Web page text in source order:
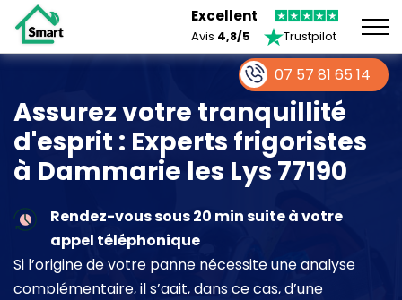
Excellent
Avis 4,8/5 Trustpilot
Assurez votre tranquillité
d'esprit : Experts frigoristes
à Dammarie les Lys 77190
Rendez-vous sous 20 min suite à votre
appel téléphonique
Si l’origine de votre panne nécessite une analyse
complémentaire, il s’agit, dans ce cas, d’une
07 57 81 65 14